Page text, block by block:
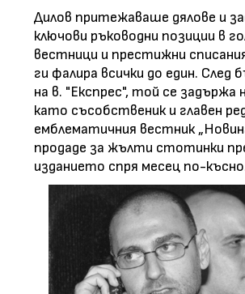
Дилов притежаваше дялове и
ключови ръководни позиции в
вестници и престижни
ги фалира всички до един. След
на в. "Експрес", той се задържа
като съсобственик и главен
емблематичния вестник
продаде за жълти стотинки
изданието спря месец по-